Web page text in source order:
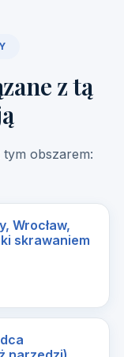
z tą
obszarem:
Wrocław,
skrawaniem